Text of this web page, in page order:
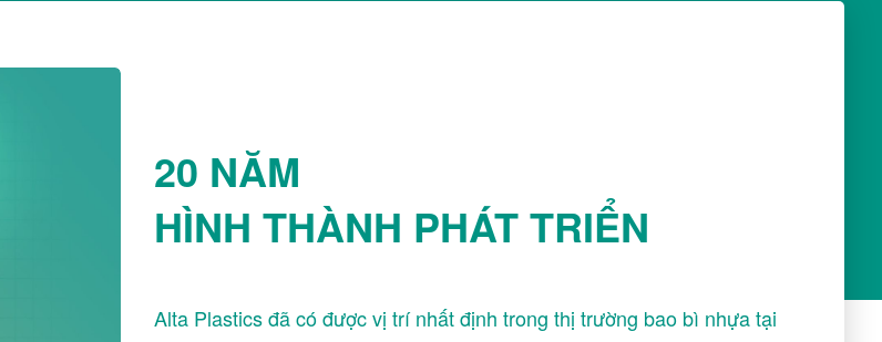
20 NĂM
HÌNH THÀNH PHÁT TRIỂN
Alta Plastics đã có được vị trí nhất định trong thị trường bao bì nhựa tại